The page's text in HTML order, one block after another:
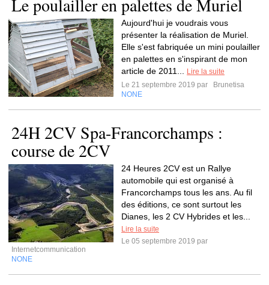
Le poulailler en palettes de Muriel
Aujourd'hui je voudrais vous
présenter la réalisation de Muriel.
Elle s'est fabriquée un mini poulailler
en palettes en s'inspirant de mon
article de 2011...
Lire la suite
Le 21 septembre 2019 par
Brunetisa
NONE
24H 2CV Spa-Francorchamps :
course de 2CV
24 Heures 2CV est un Rallye
automobile qui est organisé à
Francorchamps tous les ans. Au fil
des éditions, ce sont surtout les
Dianes, les 2 CV Hybrides et les...
Lire la suite
Le 05 septembre 2019 par
Internetcommunication
NONE